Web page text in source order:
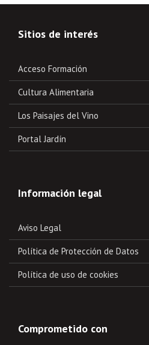
Sitios de interés
Acceso Formación
Cultura Alimentaria
Los Paisajes del Vino
Portal Jardín
Información legal
Aviso Legal
Política de Protección de Datos
Política de uso de cookies
Comprometido con